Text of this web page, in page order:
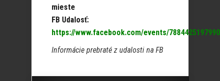
mieste
FB Udalosť:
https://www.facebook.com/events/
Informácie prebraté z udalosti na FB